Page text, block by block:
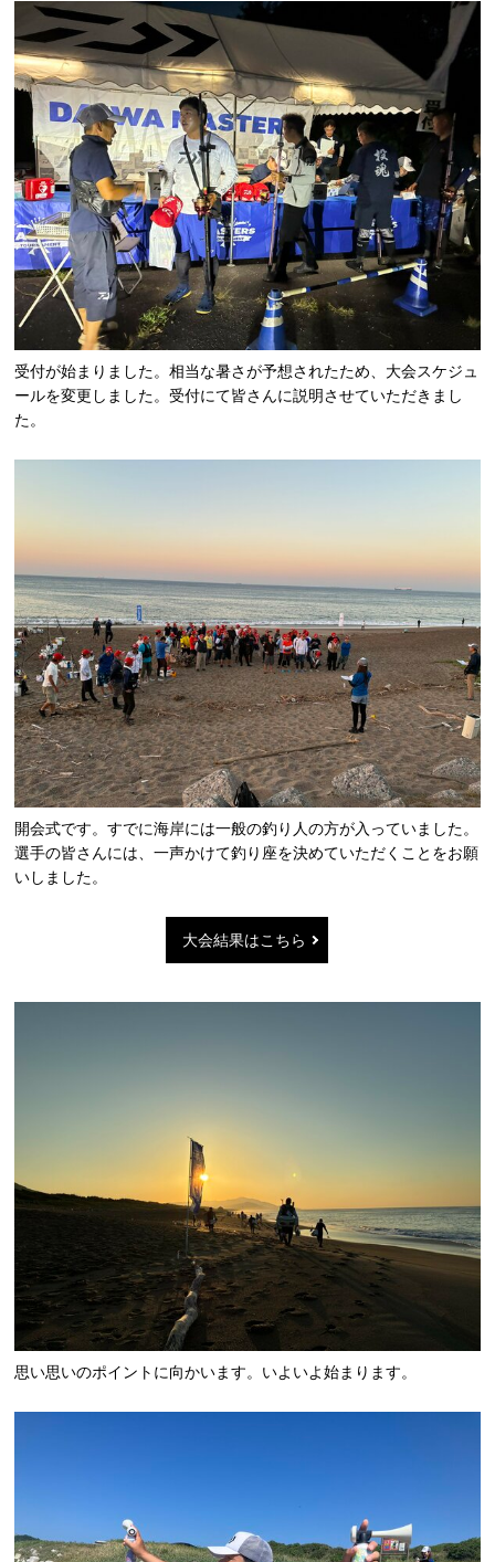
受付が始まりました。相当な暑さが予想されたため、大会スケジュ
ールを変更しました。受付にて皆さんに説明させていただきまし
た。
開会式です。すでに海岸には一般の釣り人の方が入っていました。
選手の皆さんには、一声かけて釣り座を決めていただくことをお願
いしました。
大会結果はこちら
思い思いのポイントに向かいます。いよいよ始まります。